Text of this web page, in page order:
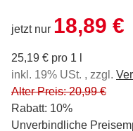
jetzt nur 18,89 €
25,19 € pro 1 l
inkl. 19% USt. , zzgl.
Alter Preis: 20,99 €
Rabatt: 10%
Unverbindliche